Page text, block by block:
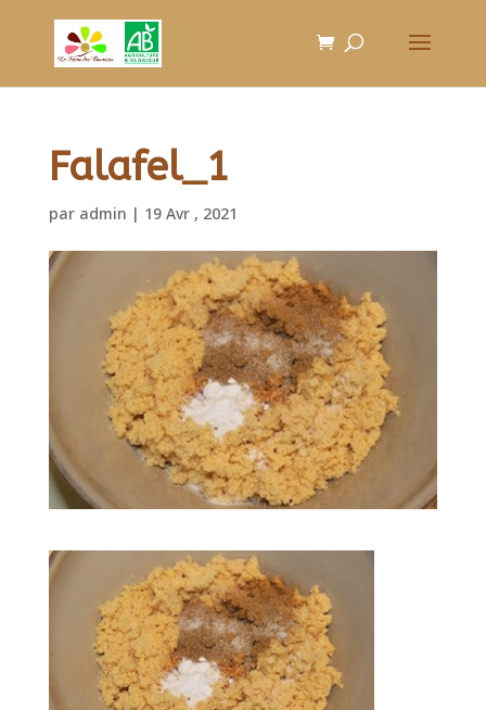
Falafel_1
par admin | 19 Avr , 2021